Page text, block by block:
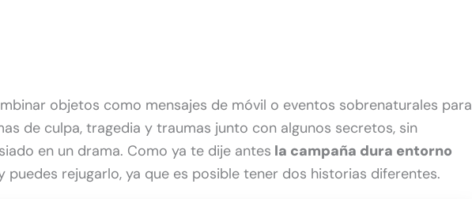
objetos como mensajes de móvil o eventos sobrenaturales para
de culpa, tragedia y traumas junto con algunos secretos, sin
en un drama. Como ya te dije antes la campaña dura entorno
puedes rejugarlo, ya que es posible tener dos historias diferentes.